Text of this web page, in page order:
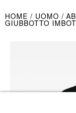
HOME UOMO
GIUBBOTTO